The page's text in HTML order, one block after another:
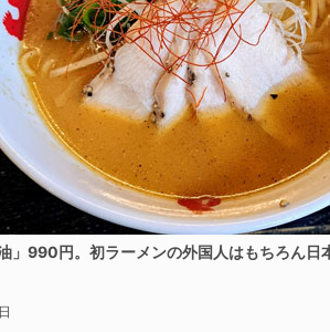
」990円。初ラーメンの外国人はもちろん日